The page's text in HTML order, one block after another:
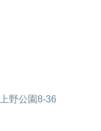
野公園8-36